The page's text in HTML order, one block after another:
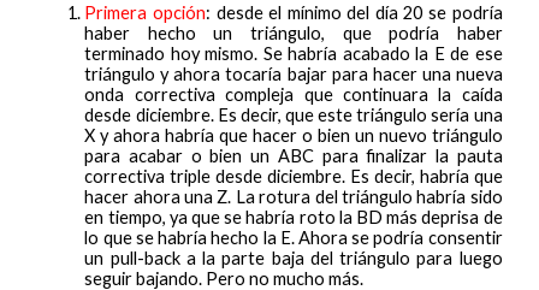
Primera opción: desde el mínimo del día 20 se podría
haber hecho un triángulo, que podría haber
terminado hoy mismo. Se habría acabado la E de ese
triángulo y ahora tocaría bajar para hacer una nueva
onda correctiva compleja que continuara la caída
desde diciembre. Es decir, que este triángulo sería una
X y ahora habría que hacer o bien un nuevo triángulo
para acabar o bien un ABC para finalizar la pauta
correctiva triple desde diciembre. Es decir, habría que
hacer ahora una Z. La rotura del triángulo habría sido
en tiempo, ya que se habría roto la BD más deprisa de
lo que se habría hecho la E. Ahora se podría consentir
un pull-back a la parte baja del triángulo para luego
seguir bajando. Pero no mucho más.